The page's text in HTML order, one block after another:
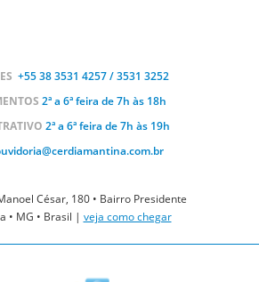
+55 383531 4257 / 3531 3252
2ª a 6ª feira de 7h às 18h
2ª a 6ª feira de 7h às 19h
César, 180 • Bairro Presidente
• MG • Brasil | veja como chegar